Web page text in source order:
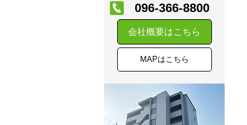
096-366-8800
会社概要はこちら
MAPはこちら